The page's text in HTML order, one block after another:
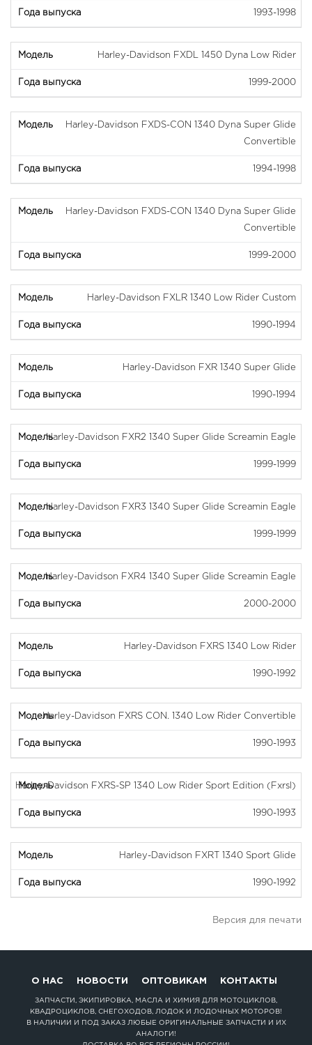
1993-1998
Harley-Davidson FXDL 1450 Dyna Low Rider
1999-2000
Harley-Davidson FXDS-CON 1340 Dyna Super Glide
Convertible
1994-1998
Harley-Davidson FXDS-CON 1340 Dyna Super Glide
Convertible
1999-2000
Harley-Davidson FXLR 1340 Low Rider Custom
1990-1994
Harley-Davidson FXR 1340 Super Glide
1990-1994
Harley-Davidson FXR2 1340 Super Glide Screamin Eagle
1999-1999
Harley-Davidson FXR3 1340 Super Glide Screamin Eagle
1999-1999
Harley-Davidson FXR4 1340 Super Glide Screamin Eagle
2000-2000
Harley-Davidson FXRS 1340 Low Rider
1990-1992
Harley-Davidson FXRS CON. 1340 Low Rider Convertible
1990-1993
Harley-Davidson FXRS-SP 1340 Low Rider Sport Edition (Fxrsl)
1990-1993
Harley-Davidson FXRT 1340 Sport Glide
1990-1992
Версия для печати
О НАС НОВОСТИ ОПТОВИКАМ КОНТАКТЫ
ЗАПЧАСТИ, ЭКИПИРОВКА, МАСЛА И ХИМИЯ ДЛЯ МОТОЦИКЛОВ,
КВАДРОЦИКЛОВ, СНЕГОХОДОВ, ЛОДОК И ЛОДОЧНЫХ МОТОРОВ!
В НАЛИЧИИ И ПОД ЗАКАЗ ЛЮБЫЕ ОРИГИНАЛЬНЫЕ ЗАПЧАСТИ И ИХ
АНАЛОГИ!